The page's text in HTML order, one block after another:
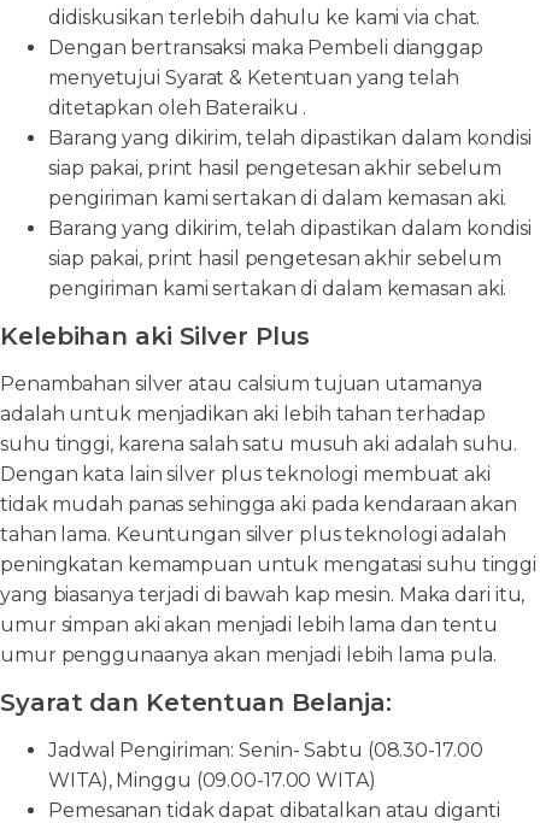
didiskusikan terlebih dahulu ke kami via chat.
Dengan bertransaksi maka Pembeli dianggap
menyetujui Syarat & Ketentuan yang telah
ditetapkan oleh Bateraiku .
Barang yang dikirim, telah dipastikan dalam kondisi
siap pakai, print hasil pengetesan akhir sebelum
pengiriman kami sertakan di dalam kemasan aki.
Barang yang dikirim, telah dipastikan dalam kondisi
siap pakai, print hasil pengetesan akhir sebelum
pengiriman kami sertakan di dalam kemasan aki.
Kelebihan aki Silver Plus
Penambahan silver atau calsium tujuan utamanya
adalah untuk menjadikan aki lebih tahan terhadap
suhu tinggi, karena salah satu musuh aki adalah suhu.
Dengan kata lain silver plus teknologi membuat aki
tidak mudah panas sehingga aki pada kendaraan akan
tahan lama. Keuntungan silver plus teknologi adalah
peningkatan kemampuan untuk mengatasi suhu tinggi
yang biasanya terjadi di bawah kap mesin. Maka dari itu,
umur simpan aki akan menjadi lebih lama dan tentu
umur penggunaanya akan menjadi lebih lama pula.
Syarat dan Ketentuan Belanja:
Jadwal Pengiriman: Senin- Sabtu (08.30-17.00
WITA), Minggu (09.00-17.00 WITA)
Pemesanan tidak dapat dibatalkan atau diganti